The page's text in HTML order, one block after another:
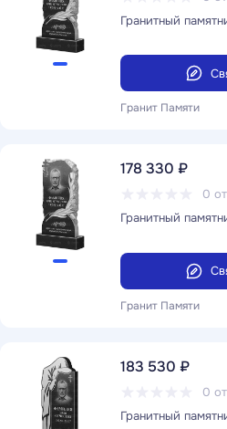
Гранит Памяти
178 330 ₽
0
Гранит Памяти
183 530 ₽
0